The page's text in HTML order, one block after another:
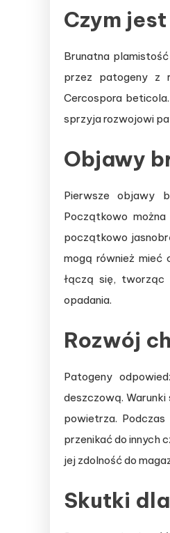
Czym
Brunatna
przez patogeny z
Cercospora
sprzyja rozwojowi
Objawy
Pierwsze objawy
Początkowo
początkowo
mogą również mieć
łączą się, tworząc
opadania.
Rozwój
Patogeny
deszczową.
powietrza.
przenikać do innych
jej zdolność do
Skutki